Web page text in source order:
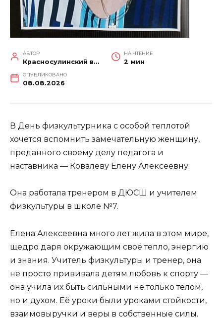
АВТОР
Красносулинский вестник
НА ЧТЕНИЕ
2 мин
ОПУБЛИКОВАНО
08.08.2026
В День физкультурника с особой теплотой
хочется вспомнить замечательную женщину,
преданного своему делу педагога и
наставника — Ковалеву Елену Алексеевну.
Она работала тренером в ДЮСШ и учителем
физкультуры в школе №7.
Елена Алексеевна много лет жила в этом мире,
щедро даря окружающим своё тепло, энергию
и знания. Учитель физкультуры и тренер, она
не просто прививала детям любовь к спорту —
она учила их быть сильными не только телом,
но и духом. Её уроки были уроками стойкости,
взаимовыручки и веры в собственные силы.